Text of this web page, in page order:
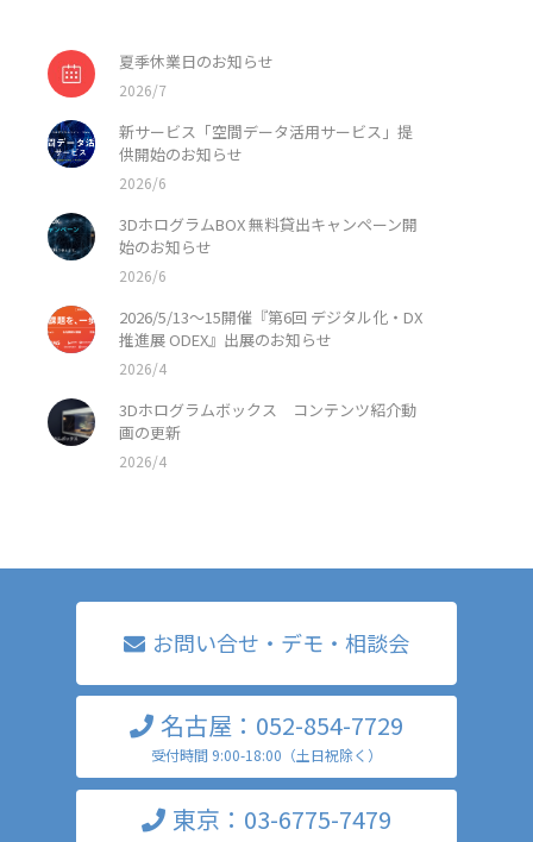
夏季休業日のお知らせ
2026/7
新サービス「空間データ活用サービス」提
供開始のお知らせ
2026/6
3DホログラムBOX 無料貸出キャンペーン開
始のお知らせ
2026/6
2026/5/13〜15開催『第6回 デジタル化・DX
推進展 ODEX』出展のお知らせ
2026/4
3Dホログラムボックス コンテンツ紹介動
画の更新
2026/4
お問い合せ・デモ・相談会
名古屋：052-854-7729
受付時間 9:00-18:00（土日祝除く）
東京：03-6775-7479